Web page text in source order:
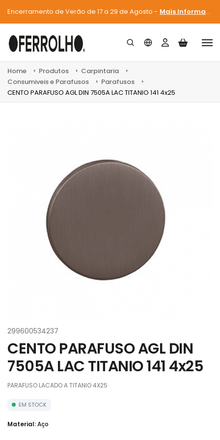
Encerramento de Verão de 17 a 29 de Agosto - Mais Informações
Home Produtos
Carpintaria
Consumiveis e Parafusos
Parafusos
CENTO PARAFUSO AGL DIN 7505A LAC TITANIO 141 4x25
299600534237
CENTO PARAFUSO AGL DIN
7505A LAC TITANIO 141 4x25
PARAFUSO LACADO A TITANIO 4X25
EM STOCK
Material:Aço